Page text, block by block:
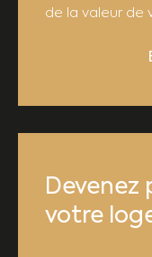
de la valeur de
Devenez
votre